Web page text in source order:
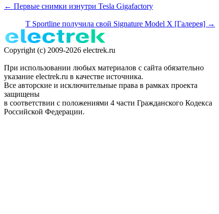
← Первые снимки изнутри Tesla Gigafactory
T Sportline получила свой Signature Model X [Галерея] →
Copyright (c) 2009-2026 electrek.ru
При использовании любых материалов с сайта обязательно
указание electrek.ru в качестве источника.
Все авторские и исключительные права в рамках проекта
защищены
в соответствии с положениями 4 части Гражданского Кодекса
Российской Федерации.